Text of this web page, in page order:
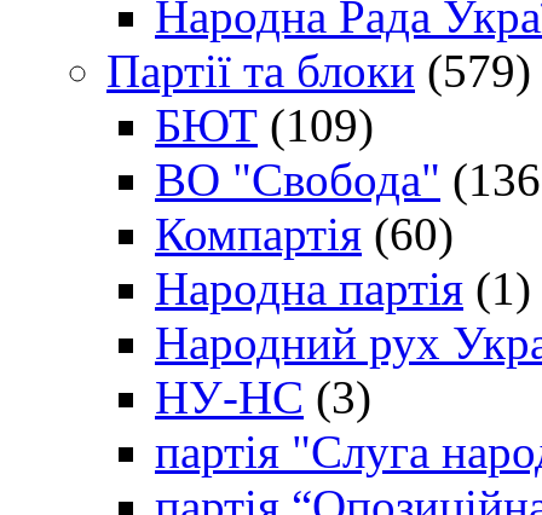
Народна Рада
Партії та блоки (579)
БЮТ (109)
ВО "Свобода"
Компартія (60)
Народна партія (1)
Народний рух
НУ-НС (3)
партія "Слуга